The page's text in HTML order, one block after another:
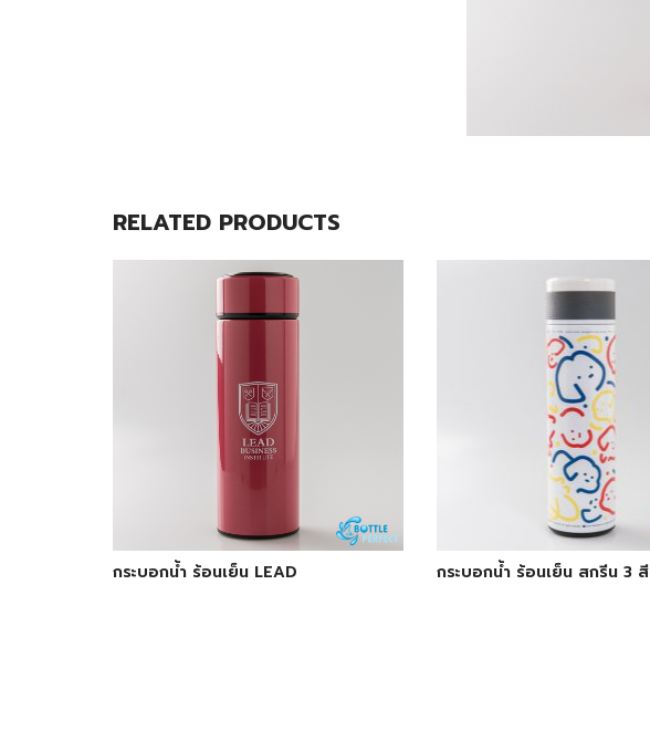
RELATED PRODUCTS
กระบอกน้ำ ร้อนเย็น LEAD กระบอกน้ำ ร้อนเย็น สกรีน 3 สี